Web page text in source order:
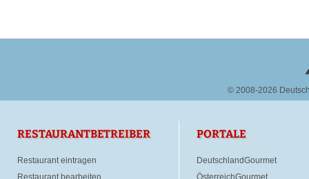
© 2008-2026
RESTAURANTBETREIBER
Restaurant eintragen
Restaurant bearbeiten
PORTALE
DeutschlandGourmet
ÖsterreichGourmet